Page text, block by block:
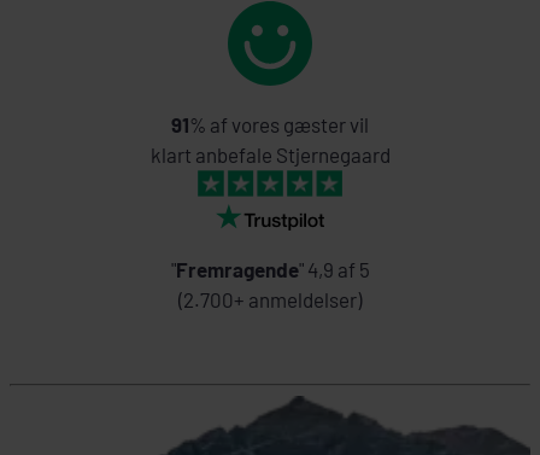
91% af vores gæster vil
klart anbefale Stjernegaard
"Fremragende" 4,9 af 5
(2.700+ anmeldelser)